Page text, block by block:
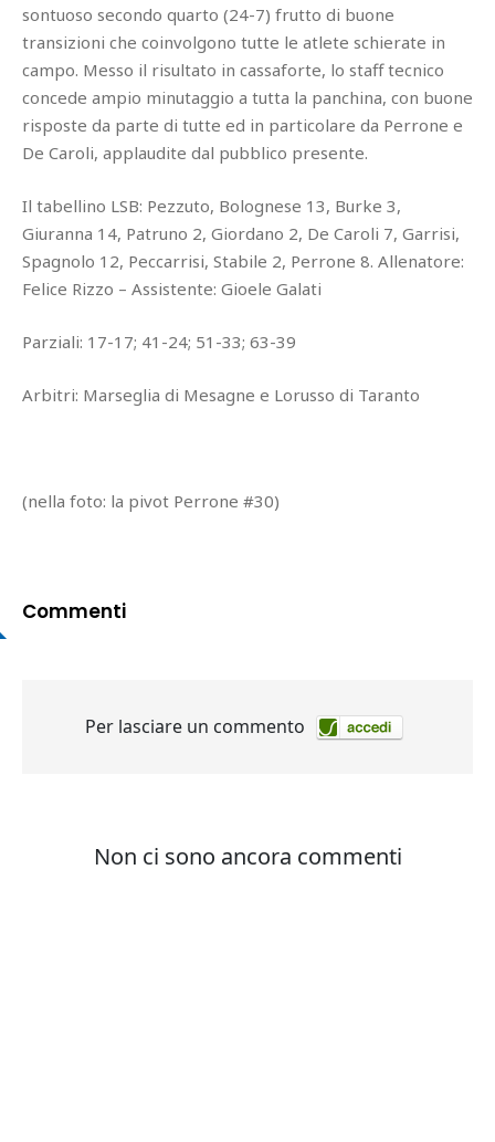
sontuoso secondo quarto (24-7) frutto di buone
transizioni che coinvolgono tutte le atlete schierate in
campo. Messo il risultato in cassaforte, lo staff tecnico
concede ampio minutaggio a tutta la panchina, con buone
risposte da parte di tutte ed in particolare da Perrone e
De Caroli, applaudite dal pubblico presente.
Il tabellino LSB: Pezzuto, Bolognese 13, Burke 3,
Giuranna 14, Patruno 2, Giordano 2, De Caroli 7, Garrisi,
Spagnolo 12, Peccarrisi, Stabile 2, Perrone 8. Allenatore:
Felice Rizzo – Assistente: Gioele Galati
Parziali: 17-17; 41-24; 51-33; 63-39
Arbitri: Marseglia di Mesagne e Lorusso di Taranto
(nella foto: la pivot Perrone #30)
Commenti